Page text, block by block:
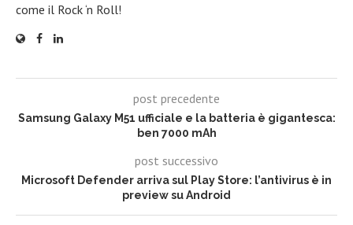
come il Rock ‘n Roll!
post precedente
Samsung Galaxy M51 ufficiale e la batteria è gigantesca:
ben 7000 mAh
post successivo
Microsoft Defender arriva sul Play Store: l’antivirus è in
preview su Android